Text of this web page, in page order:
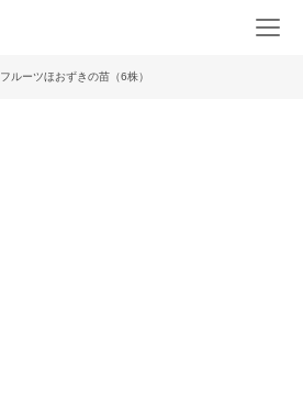
フルーツほおずきの苗（6株）